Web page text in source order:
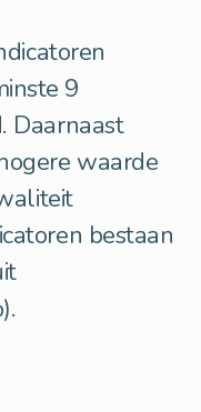
9
Daarnaast
waarde
bestaan